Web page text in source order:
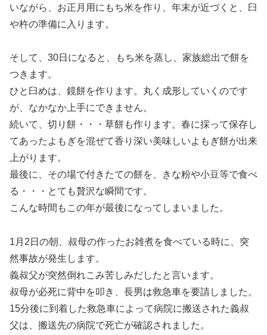
いながら、お正月用にもち米を作り、年末が近づくと、臼
や杵の準備に入ります。
そして、30日になると、もち米を蒸し、家族総出で餅を
つきます。
ひと臼めは、鏡餅を作ります。丸く成形していくのです
が、なかなか上手にできません。
続いて、切り餅・・・草餅も作ります。春に採って保存し
てあったよもぎを混ぜて香り深い美味しいよもぎ餅が出来
上がります。
最後に、その場で付きたての餅を、きな粉や小豆等で食べ
る・・・とても贅沢な瞬間です。
こんな時間もこの年が最後になってしまいました。
1月2日の朝、叔母の作ったお雑煮を食べている時に、突
然事故が発生します。
義叔父が突然倒れこみ苦しみだしたと言います。
叔母が必死に背中を叩き、長男は救急車を要請しました。
15分後に到着した救急車によって病院に搬送された義叔
父は、搬送先の病院で死亡が確認されました。